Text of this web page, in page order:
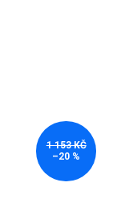
1 153 KČ
–20 %